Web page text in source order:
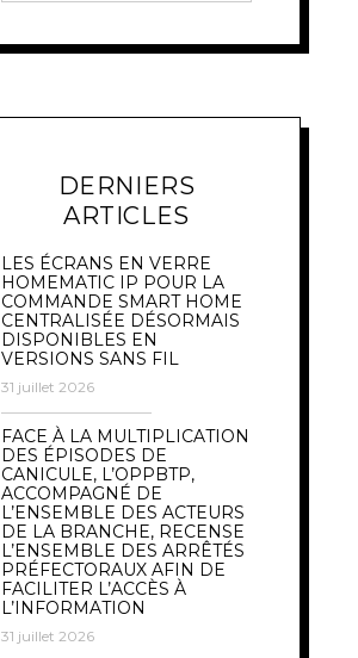
DERNIERS
ARTICLES
LES ÉCRANS EN VERRE
HOMEMATIC IP POUR LA
COMMANDE SMART HOME
CENTRALISÉE DÉSORMAIS
DISPONIBLES EN
VERSIONS SANS FIL
31 juillet 2026
FACE À LA MULTIPLICATION
DES ÉPISODES DE
CANICULE, L’OPPBTP,
ACCOMPAGNÉ DE
L’ENSEMBLE DES ACTEURS
DE LA BRANCHE, RECENSE
L’ENSEMBLE DES ARRÊTÉS
PRÉFECTORAUX AFIN DE
FACILITER L’ACCÈS À
L’INFORMATION
31 juillet 2026